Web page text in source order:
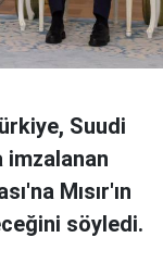
Suudi
imzalanan
Mısır'ın
söyledi.